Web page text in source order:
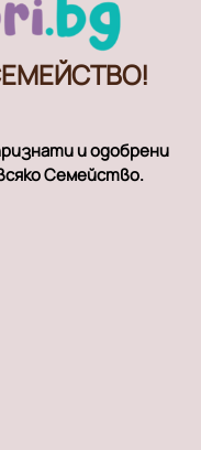
и одобрени
Семейство.